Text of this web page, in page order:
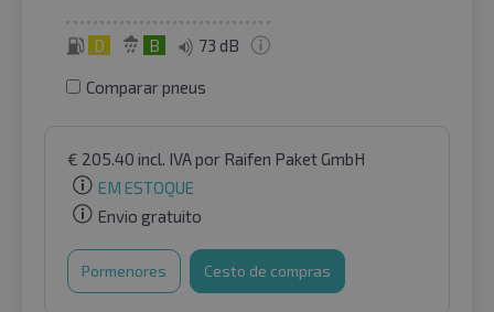
D B 73 dB
Comparar pneus
€ 205.40 incl. IVApor Raifen Paket GmbH
EM ESTOQUE
Envio gratuito
Pormenores Cesto de compras